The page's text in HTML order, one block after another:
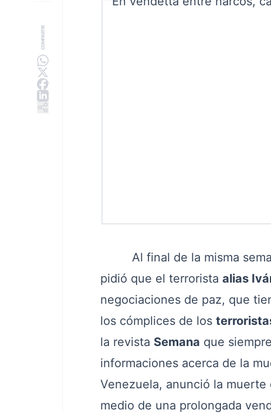
COMPARTIR
Al final de la misma
pidió que el terrorista alias
negociaciones de paz, que
los cómplices de los
la revista Semana que
informaciones acerca de la
Venezuela, anunció la muerte
medio de una prolongada